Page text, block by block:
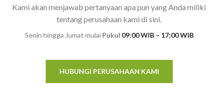
Kami akan menjawab pertanyaan apa pun yang Anda miliki
tentang perusahaan kami di sini.
Senin hingga Jumat mulai Pukul 09:00 WIB – 17:00 WIB
HUBUNGI PERUSAHAAN KAMI